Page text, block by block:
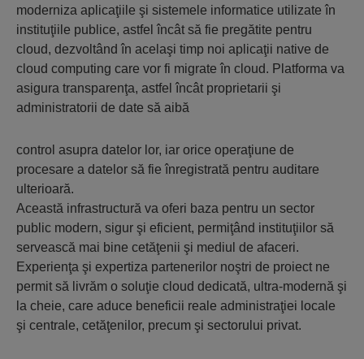
moderniza aplicaţiile şi sistemele informatice utilizate în
instituţiile publice, astfel încât să fie pregătite pentru
cloud, dezvoltând în acelaşi timp noi aplicaţii native de
cloud computing care vor fi migrate în cloud. Platforma va
asigura transparenţa, astfel încât proprietarii şi
administratorii de date să aibă
control asupra datelor lor, iar orice operaţiune de
procesare a datelor să fie înregistrată pentru auditare
ulterioară.
Această infrastructură va oferi baza pentru un sector
public modern, sigur şi eficient, permiţând instituţiilor să
servească mai bine cetăţenii şi mediul de afaceri.
Experienţa şi expertiza partenerilor noştri de proiect ne
permit să livrăm o soluţie cloud dedicată, ultra-modernă şi
la cheie, care aduce beneficii reale administraţiei locale
şi centrale, cetăţenilor, precum şi sectorului privat.